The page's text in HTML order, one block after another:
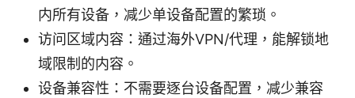
内所有设备，减少单设备配置的繁琐。
访问区域内容：通过海外VPN/代理，能解锁地
域限制的内容。
设备兼容性：不需要逐台设备配置，减少兼容